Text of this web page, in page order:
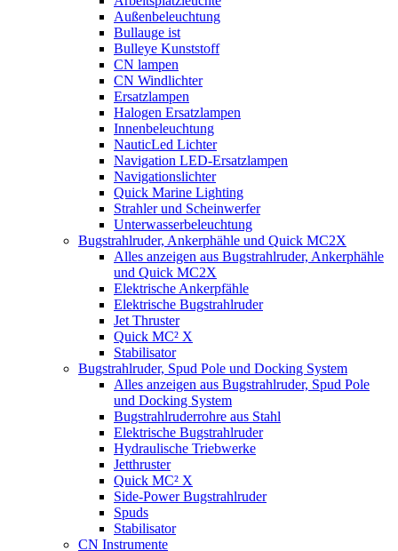
Außenbeleuchtung
Bullauge ist
Bulleye Kunststoff
CN lampen
CN Windlichter
Ersatzlampen
Halogen Ersatzlampen
Innenbeleuchtung
NauticLed Lichter
Navigation LED-Ersatzlampen
Navigationslichter
Quick Marine Lighting
Strahler und Scheinwerfer
Unterwasserbeleuchtung
Bugstrahlruder, Ankerphähle und Quick MC2X
Alles anzeigen aus Bugstrahlruder, Ankerphähle
und Quick MC2X
Elektrische Ankerpfähle
Elektrische Bugstrahlruder
Jet Thruster
Quick MC² X
Stabilisator
Bugstrahlruder, Spud Pole und Docking System
Alles anzeigen aus Bugstrahlruder, Spud Pole
und Docking System
Bugstrahlruderrohre aus Stahl
Elektrische Bugstrahlruder
Hydraulische Triebwerke
Jetthruster
Quick MC² X
Side-Power Bugstrahlruder
Spuds
Stabilisator
CN Instrumente